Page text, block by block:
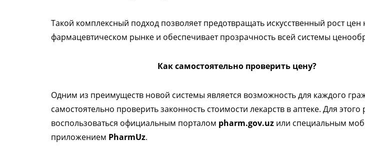
Такой комплексный подход позволяет предотвращать искусственный рост цен
фармацевтическом рынке и обеспечивает прозрачность всей системы
Как самостоятельно проверить цену?
Одним из преимуществ новой системы является возможность для каждого
самостоятельно проверить законность стоимости лекарств в аптеке. Для этого
воспользоваться официальным порталом pharm.gov.uz или специальным
приложением PharmUz.